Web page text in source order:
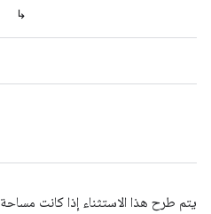
↳
يتم طرح هذا الاستثناء إذا كانت